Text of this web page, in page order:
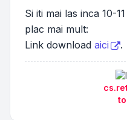
Si iti mai las inca 10-
plac mai mult:
Link download aici .